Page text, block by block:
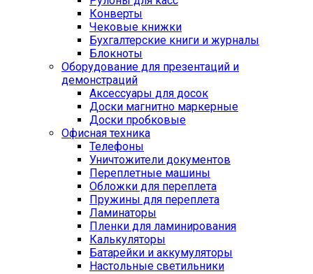
Конверты
Чековые книжки
Бухгалтерские книги и журналы
Блокноты
Оборудование для презентаций и
демонстраций
Аксессуары для досок
Доски магнитно маркерные
Доски пробковые
Офисная техника
Телефоны
Уничтожители документов
Переплетные машины
Обложки для переплета
Пружины для переплета
Ламинаторы
Пленки для ламинирования
Калькуляторы
Батарейки и аккумуляторы
Настольные светильники